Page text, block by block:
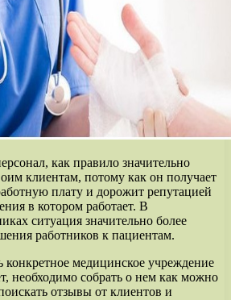
как правило значительно
клиентам, потому как он получает
плату и дорожит репутацией
в котором работает. В
ситуация значительно более
работников к пациентам.
конкретное медицинское учреждение
необходимо собрать о нем как можно
отзывы от клиентов и